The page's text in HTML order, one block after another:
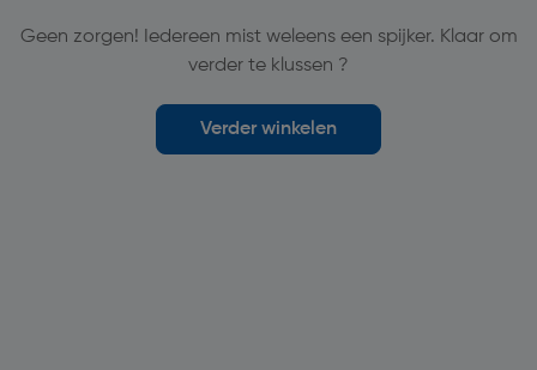
Geen zorgen! Iedereen mist weleens een spijker. Klaar om
verder te klussen ?
Verder winkelen